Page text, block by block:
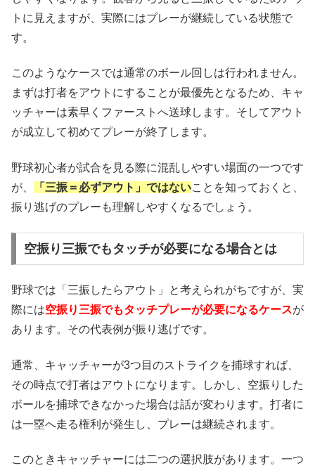
トに見えますが、実際にはプレーが継続している状態で
す。
このようなケースでは通常のボール回しは行われません。
まずは打者をアウトにすることが最優先となるため、キャ
ッチャーは素早くファーストへ送球します。そしてアウト
が成立して初めてプレーが終了します。
野球初心者が試合を見る際に混乱しやすい場面の一つです
が、
「三振＝必ずアウト」ではないことを知っておくと、
振り逃げのプレーも理解しやすくなるでしょう。
空振り三振でもタッチが必要になる場合とは
野球では「三振したらアウト」と考えられがちですが、実
際には空振り三振でもタッチプレーが必要になるケースが
あります。その代表例が振り逃げです。
通常、キャッチャーが3つ目のストライクを捕球すれば、
その時点で打者はアウトになります。しかし、空振りした
ボールを捕球できなかった場合は話が変わります。打者に
は一塁へ走る権利が発生し、プレーは継続されます。
このときキャッチャーには二つの選択肢があります。一つ